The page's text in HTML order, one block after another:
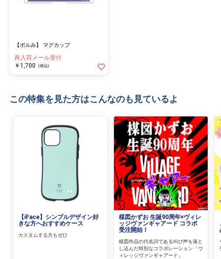
【ボルみ】 マグカップ
再入荷メール受付
￥1,700
(税込)
この特集を見た方はこんなのも見ているよ
【iFace】シンプルデザイン好
きな方へおすすめケース
カスタムする方もぜひ
楳図かずお 生誕90周年×ヴィレ
ッジヴァンギャアード コラボ
受注開始！
楳図作品の代名詞である叫び声を落と
し込んだ特別なコラボレーション「ヴ
ィレッジヴァンギャアード」